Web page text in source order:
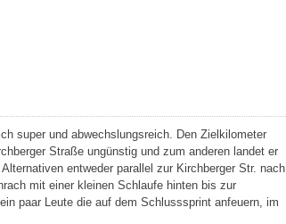
super und abwechslungsreich. Den Zielkilometer
Straße ungünstig und zum anderen landet er
entweder parallel zur Kirchberger Str. nach
mit einer kleinen Schlaufe hinten bis zur
paar Leute die auf dem Schlusssprint anfeuern, im